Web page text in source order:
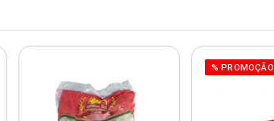
% PROMOÇÃO